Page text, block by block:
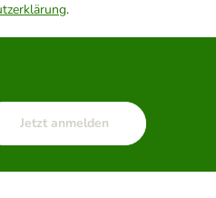
.
Jetzt anmelden